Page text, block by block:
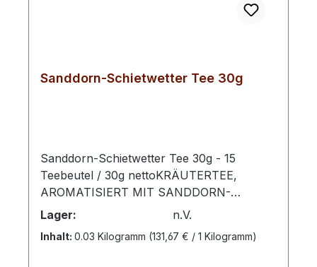
Sanddorn-Schietwetter Tee 30g
Sanddorn-Schietwetter Tee 30g - 15
Teebeutel / 30g nettoKRÄUTERTEE,
AROMATISIERT MIT SANDDORN-
GESCHMACK Zubereitung: Pro Tasse 1
Aufgussbeutel mit kochendem Wasser
übergießen und 5 -10 Minuten ziehen
Lager: n.V.
Inhalt: 0.03 Kilogramm (131,67 € / 1 Kilogramm)